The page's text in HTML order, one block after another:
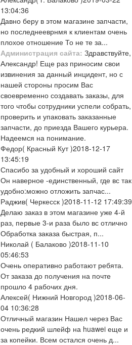
13:04:36
Давно беру в этом магазине запчасти,
но последнееврнмя к клиентам очень
плохое отношение То не те за...
Администрация сайта: Здравствуйте,
Александр! Еще раз приносим свои
извинения за данный инцидент, но с
нашей стороны просим Вас
своевременно создавать заказы, для
того чтобы сотрудники успели собрать,
проверить и упаковать заказанные
запчасти, до приезда Вашего курьера.
Надеемся на понимание.
Федор( Красный Кут )2018-12-17
13:45:19
Спасибо за удобный и хороший сайт
Он наверное -единственный, где вс так
удобно:можно отложить запчас...
Раджив( Черкесск )2018-11-12 17:49:39
Делаю заказ в этом магазине уже 4-й
раз, первые 3-и раза было вс отлично
Обработка заказа быстрая, п...
Николай ( Балаково )2018-11-10
05:46:53
Очень оперативно работают ребята.
От заказа до получения на почте
прошло 4 рабочих дня.
Алексей( Нижний Новгород )2018-06-
04 10:36:28
Отличный магазин Нашел через Вас
очень редкий шлейф на huawei еще и
за копейки. Всем остался очень д...